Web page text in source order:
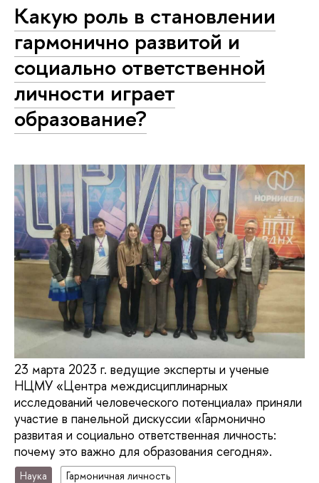
Какую роль в становлении
гармонично развитой и
социально ответственной
личности играет
образование?
23 марта 2023 г. ведущие эксперты и ученые
НЦМУ «Центра междисциплинарных
исследований человеческого потенциала» приняли
участие в панельной дискуссии «Гармонично
развитая и социально ответственная личность:
почему это важно для образования сегодня».
Наука Гармоничная личность